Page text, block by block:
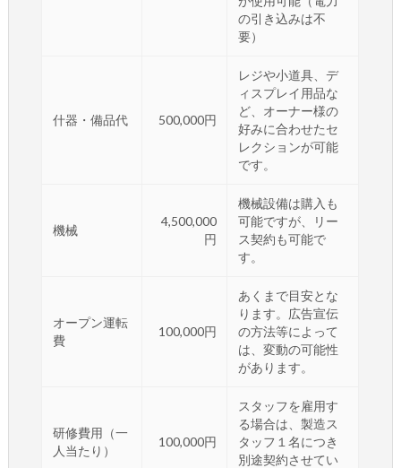
の引き込みは不
要）
什器・備品代 500,000円
レジや小道具、デ
ィスプレイ用品な
ど、オーナー様の
好みに合わせたセ
レクションが可能
です。
機械
4,500,000
円
機械設備は購入も
可能ですが、リー
ス契約も可能で
す。
オープン運転
費
100,000円
あくまで目安とな
ります。広告宣伝
の方法等によって
は、変動の可能性
があります。
研修費用（一
人当たり）
100,000円
スタッフを雇用す
る場合は、製造ス
タッフ１名につき
別途契約させてい